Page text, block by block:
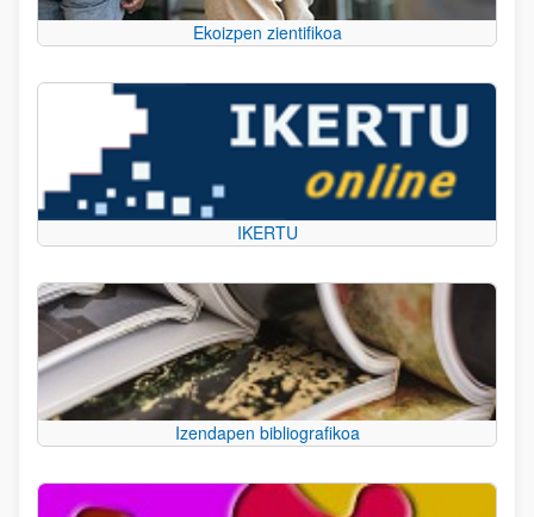
Ekoizpen zientifikoa
IKERTU
Izendapen bibliografikoa